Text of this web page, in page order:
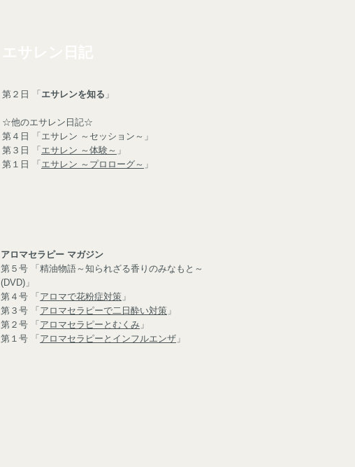
第２日 「 エサレンを知る 」
☆他のエサレン日記☆
第４日 「エサレン ～セッション～」
第３日 「 エサレン ～体験～ 」
第１日 「 エサレン ～プロローグ～ 」
アロマセラピー マガジン
第５号 「精油物語～知られざる香りのみなもと～
(DVD)」
第４号 「 アロマで花粉症対策 」
第３号 「 アロマセラピーで二日酔い対策 」
第２号 「 アロマセラピーとむくみ 」
第１号 「 アロマセラピーとインフルエンザ 」